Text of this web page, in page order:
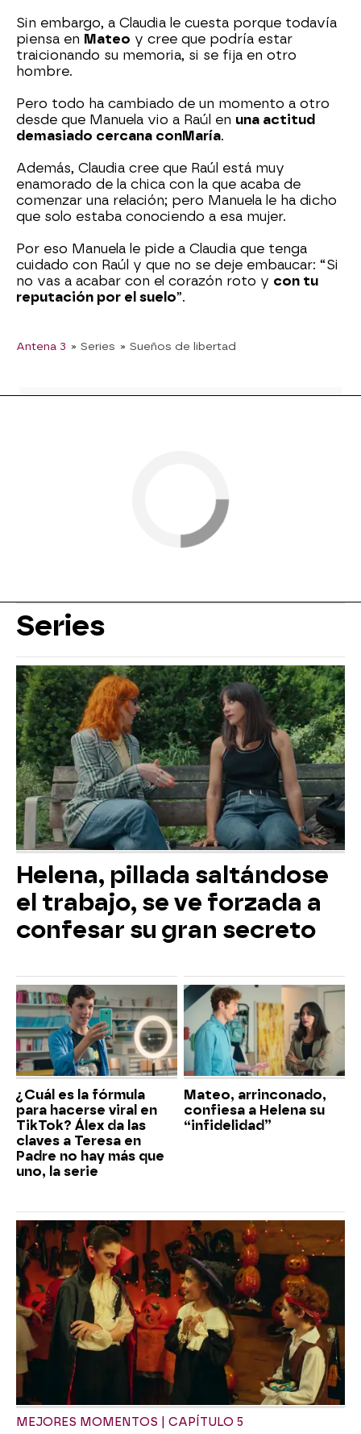
Sin embargo, a Claudia le cuesta porque todavía
piensa en Mateo y cree que podría estar
traicionando su memoria, si se fija en otro
hombre.
Pero todo ha cambiado de un momento a otro
desde que Manuela vio a Raúl en una actitud
demasiado cercana conMaría.
Además, Claudia cree que Raúl está muy
enamorado de la chica con la que acaba de
comenzar una relación; pero Manuela le ha dicho
que solo estaba conociendo a esa mujer.
Por eso Manuela le pide a Claudia que tenga
cuidado con Raúl y que no se deje embaucar: “Si
no vas a acabar con el corazón roto y con tu
reputación por el suelo”.
Antena 3 » Series » Sueños de libertad
Series
Helena, pillada saltándose
el trabajo, se ve forzada a
confesar su gran secreto
¿Cuál es la fórmula
para hacerse viral en
TikTok? Álex da las
claves a Teresa en
Padre no hay más que
uno, la serie
Mateo, arrinconado,
confiesa a Helena su
“infidelidad”
MEJORES MOMENTOS | CAPÍTULO 5